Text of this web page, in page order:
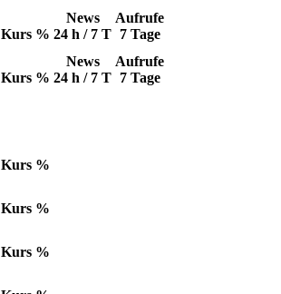
Kurs %
News
24 h / 7 T
Aufrufe
7 Tage
Kurs %
News
24 h / 7 T
Aufrufe
7 Tage
Kurs %
Kurs %
Kurs %